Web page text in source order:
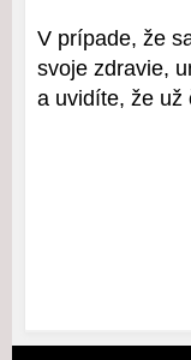
V prípade, že
svoje zdravie,
a uvidíte, že už